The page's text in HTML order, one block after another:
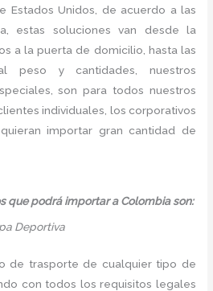
Estados Unidos, de acuerdo a las
estas soluciones van desde la
a la puerta de domicilio, hasta las
peso y cantidades, nuestros
son para todos nuestros
individuales, los corporativos
importar gran cantidad de
que podrá importar a Colombia son:
Deportiva
de trasporte de cualquier tipo de
con todos los requisitos legales